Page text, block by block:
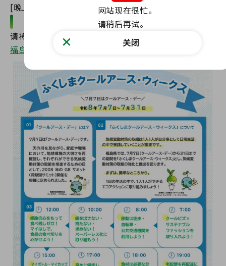
[晚上7点] 收到快递，别变成重投！
“福岛酷地球周”公关传单
请将此用于公关及其他目的。
福岛酷地球周公关传单
网站现在很忙。
请稍后再试。
关闭